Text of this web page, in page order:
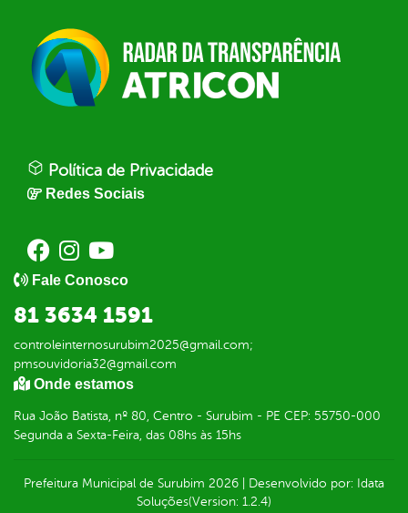
Política de Privacidade
Redes Sociais
Fale Conosco
81 3634 1591
controleinternosurubim2025@gmail.com;
pmsouvidoria32@gmail.com
Onde estamos
Rua João Batista, nº 80, Centro - Surubim - PE CEP: 55750-000
Segunda a Sexta-Feira, das 08hs às 15hs
Prefeitura Municipal de Surubim 2026 Desenvolvido por: Idata
Soluções(Version: 1.2.4)